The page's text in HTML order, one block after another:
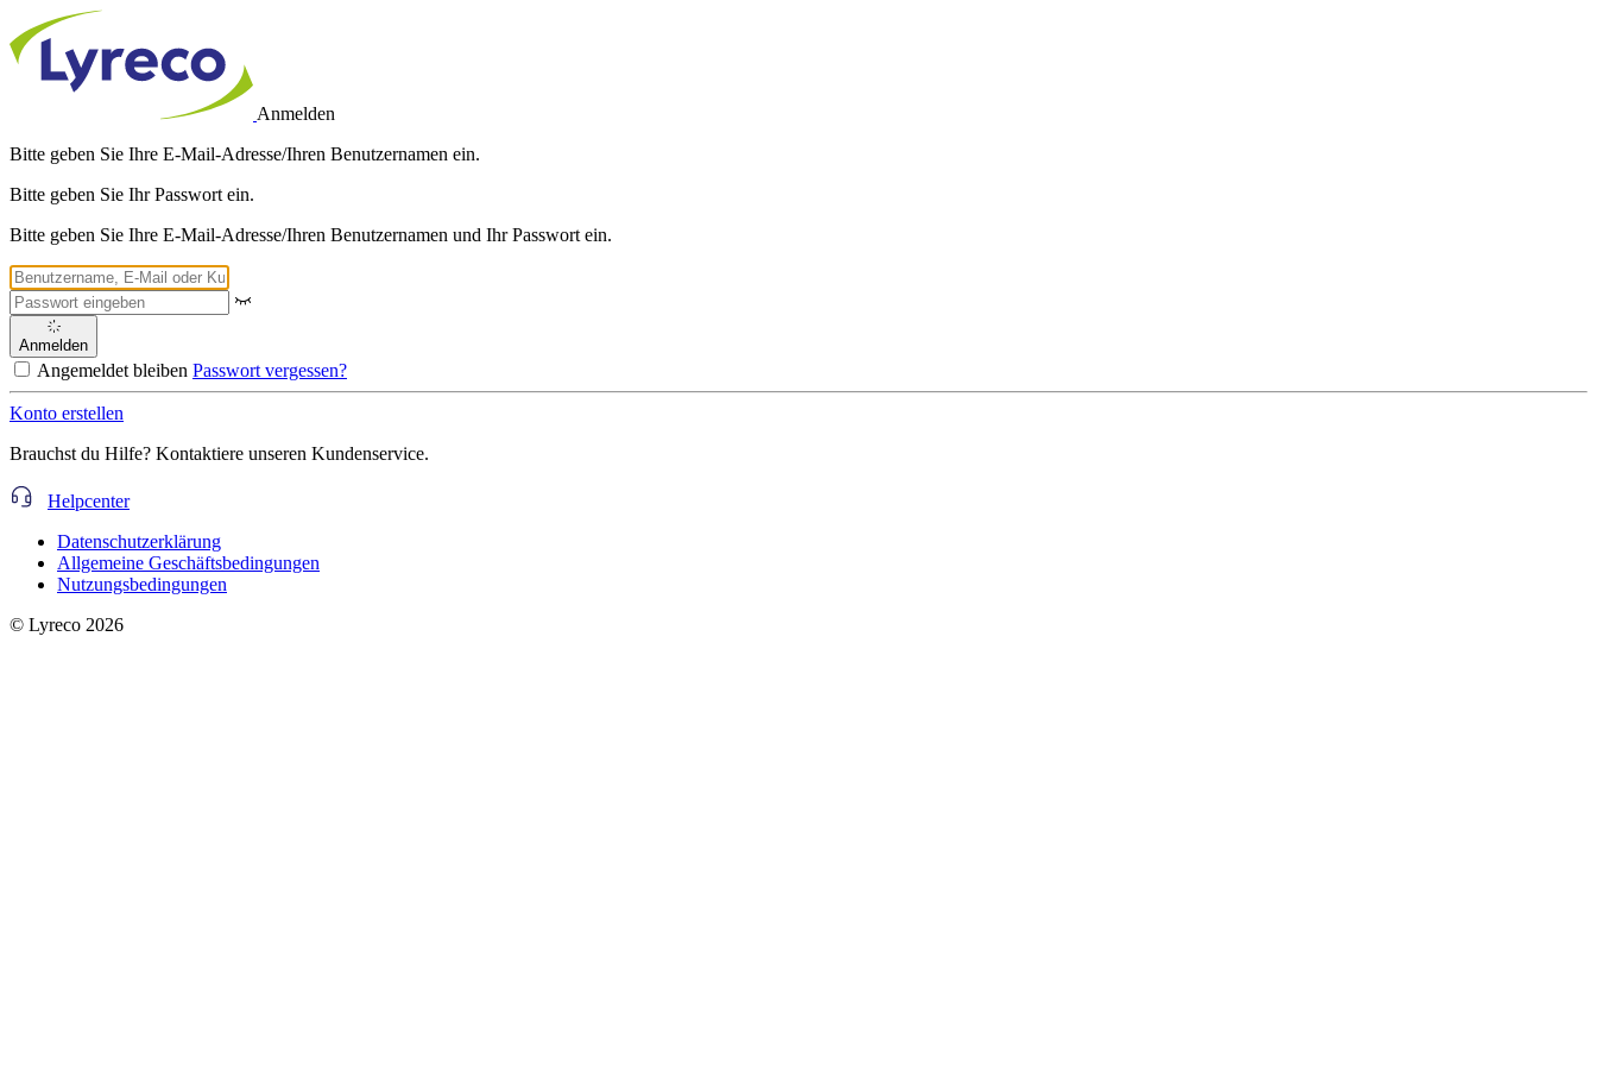
Anmelden
Bitte geben Sie Ihre E-Mail-Adresse/Ihren Benutzernamen ein.
Bitte geben Sie Ihr Passwort ein.
Bitte geben Sie Ihre E-Mail-Adresse/Ihren Benutzernamen und Ihr Passwort ein.
Anmelden
Angemeldet bleiben Passwort vergessen?
Konto erstellen
Brauchst du Hilfe? Kontaktiere unseren Kundenservice.
Helpcenter
Datenschutzerklärung
Allgemeine Geschäftsbedingungen
Nutzungsbedingungen
© Lyreco 2026